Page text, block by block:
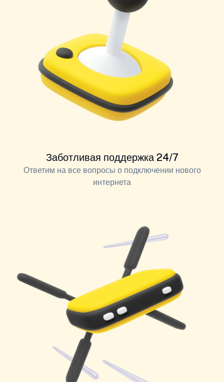
Заботливая поддержка 24/7
Ответим на все вопросы о подключении нового
интернета